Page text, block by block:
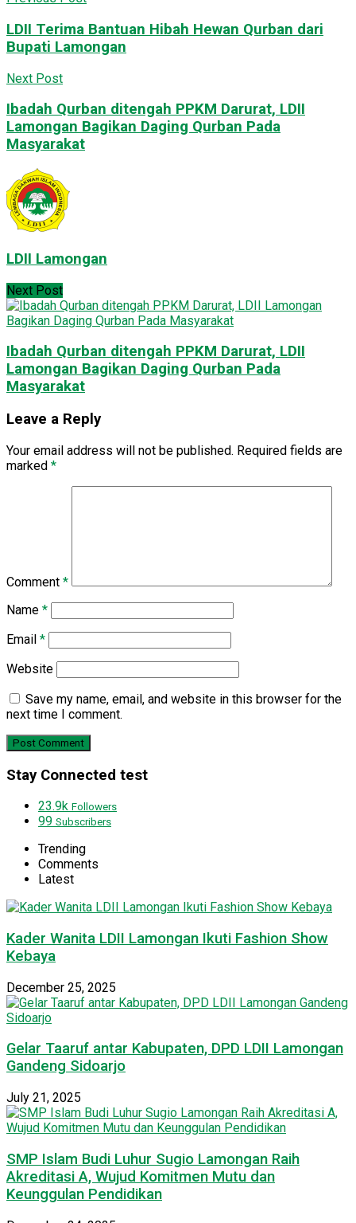
LDII Terima Bantuan Hibah Hewan Qurban dari
Bupati Lamongan
Next Post
Ibadah Qurban ditengah PPKM Darurat, LDII
Lamongan Bagikan Daging Qurban Pada
Masyarakat
LDII Lamongan
Next Post
Ibadah Qurban ditengah PPKM Darurat, LDII
Lamongan Bagikan Daging Qurban Pada
Masyarakat
Leave a Reply
Your email address will not be published. Required fields are
marked *
Comment *
Name *
Email *
Website
Save my name, email, and website in this browser for the
next time I comment.
Stay Connected test
23.9k Followers
99 Subscribers
Trending
Comments
Latest
Kader Wanita LDII Lamongan Ikuti Fashion Show
Kebaya
December 25, 2025
Gelar Taaruf antar Kabupaten, DPD LDII Lamongan
Gandeng Sidoarjo
July 21, 2025
SMP Islam Budi Luhur Sugio Lamongan Raih
Akreditasi A, Wujud Komitmen Mutu dan
Keunggulan Pendidikan